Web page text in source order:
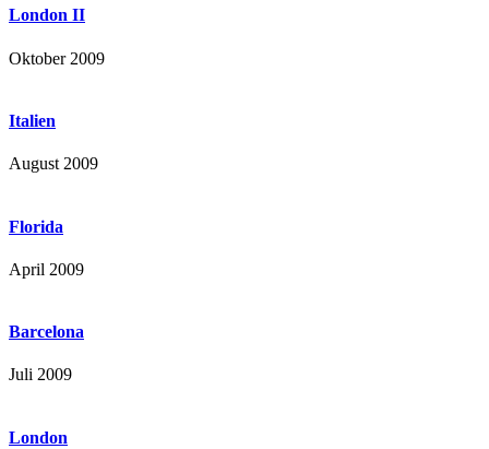
London II
Oktober 2009
Italien
August 2009
Florida
April 2009
Barcelona
Juli 2009
London